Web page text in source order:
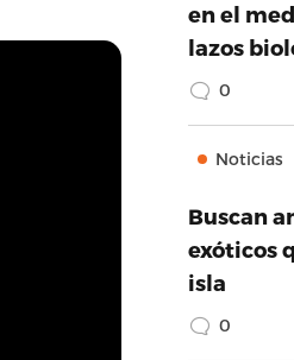
en el
lazos
0
Noticias
Buscan
exóticos
isla
0